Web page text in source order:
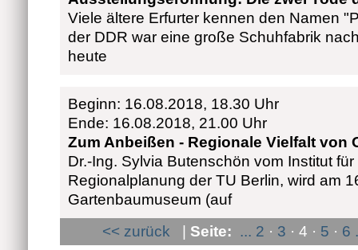
Viele ältere Erfurter kennen den Namen
der DDR war eine große Schuhfabrik
heute
Beginn: 16.08.2018, 18.30 Uhr
Ende: 16.08.2018, 21.00 Uhr
Zum Anbeißen - Regionale Vielfalt von
Dr.-Ing. Sylvia Butenschön vom Institut
Regionalplanung der TU Berlin, wird am
Gartenbaumuseum (auf
<< zurück | Seite: ... 2 · 3 · 4 · 5 · 6